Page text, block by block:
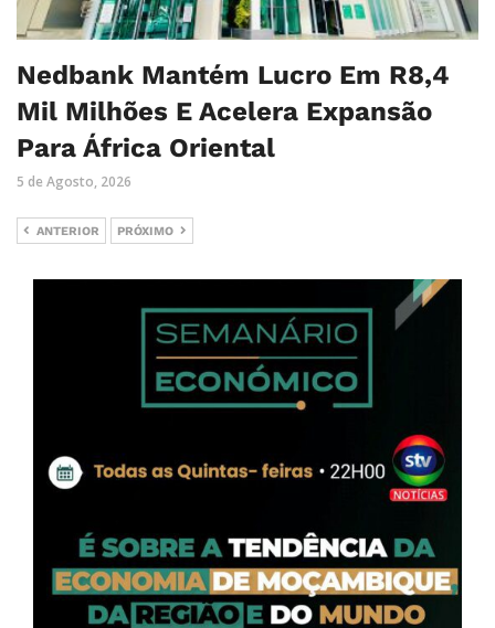
Nedbank Mantém Lucro Em R8,4
Mil Milhões E Acelera Expansão
Para África Oriental
5 de Agosto, 2026
ANTERIOR PRÓXIMO